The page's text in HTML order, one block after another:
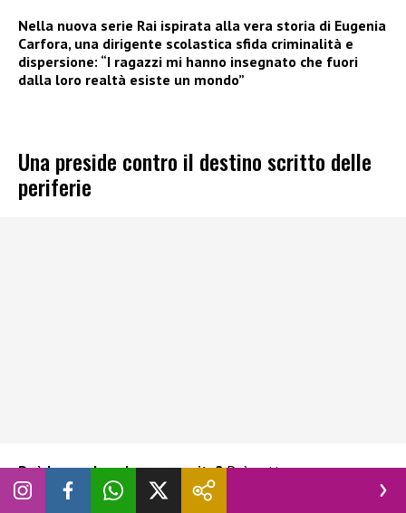
Nella nuova serie Rai ispirata alla vera storia di Eugenia
Carfora, una dirigente scolastica sfida criminalità e
dispersione: “I ragazzi mi hanno insegnato che fuori
dalla loro realtà esiste un mondo”
Una preside contro il destino scritto delle
periferie
Può la scuola salvare una vita?Può sottrarre un ragazzo
alla strada, al silenzio, all’assenza di futuro? È la domanda
, la